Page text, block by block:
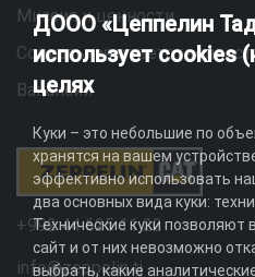
Миссия и ценности
Социальная
Вакансии
+992 44 625 11 22
info@zeppelin.tj
ДООО «Цеппелин
использует cookies
целях
Куки – это небольшие по
хранятся на вашем
эффективно использовать
два основных вида куки:
Технические куки позволяют
сайт и от них невозможно
выбрать, какие